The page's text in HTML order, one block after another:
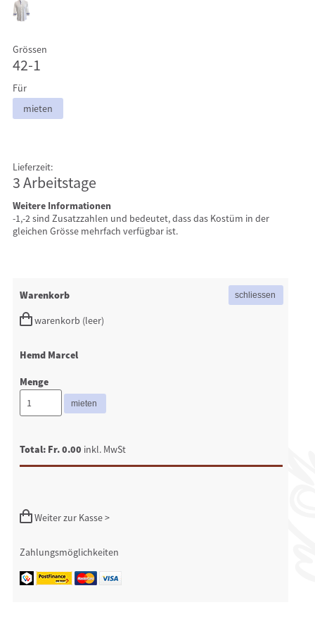
Grössen
42-1
Für
mieten
Lieferzeit:
3 Arbeitstage
Weitere Informationen
-1,-2 sind Zusatzzahlen und bedeutet, dass das Kostüm in der
gleichen Grösse mehrfach verfügbar ist.
Warenkorb
warenkorb (leer)
Hemd Marcel
Menge
Total: Fr. 0.00 inkl. MwSt
Weiter zur Kasse >
Zahlungsmöglichkeiten